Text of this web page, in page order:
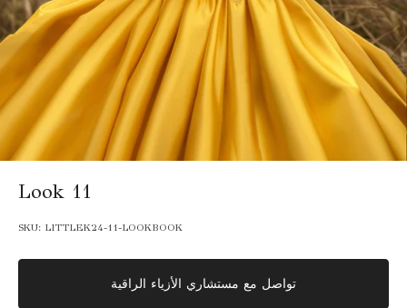
Look 11
SKU: LITTLEK24-11-LOOKBOOK
تواصل مع مستشاري الأزياء الراقية